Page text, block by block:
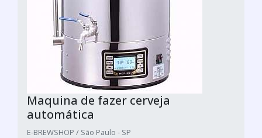
Maquina de fazer cerveja
automática
E-BREWSHOP / São Paulo - SP